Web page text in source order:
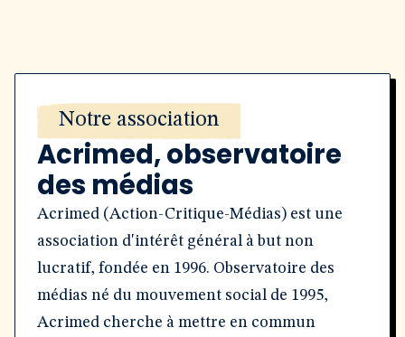
Notre association
Acrimed, observatoire
des médias
Acrimed (Action-Critique-Médias) est une
association d'intérêt général à but non
lucratif, fondée en 1996. Observatoire des
médias né du mouvement social de 1995,
Acrimed cherche à mettre en commun